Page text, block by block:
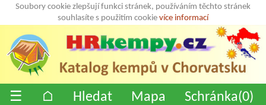
Soubory cookie zlepšují funkci stránek, používáním těchto stránek
souhlasíte s použitím cookie více informací
☰ ⌂ Hledat Mapa Schránka(0)